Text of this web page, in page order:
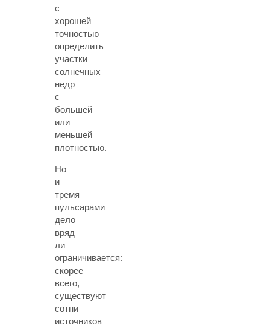
с
хорошей
точностью
определить
участки
солнечных
недр
с
большей
или
меньшей
плотностью.
Но
и
тремя
пульсарами
дело
вряд
ли
ограничивается:
скорее
всего,
существуют
сотни
источников